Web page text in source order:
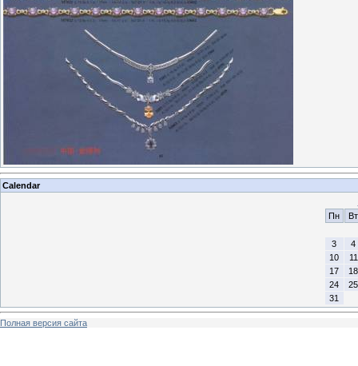
Calendar
Пн
Вт
3
4
10
11
17
18
24
25
31
Полная версия сайта